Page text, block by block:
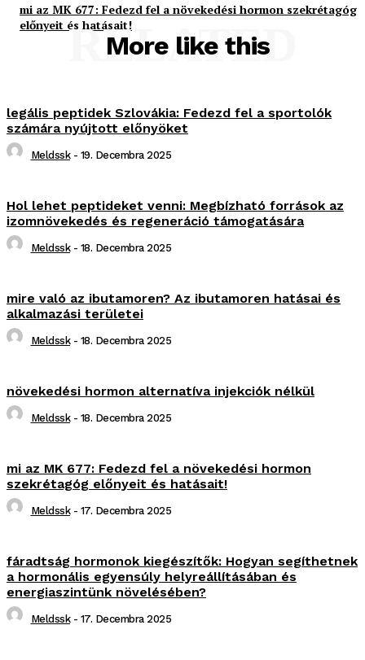
mi az MK 677: Fedezd fel a növekedési hormon szekrétagóg
előnyeit és hatásait!
More like this
RELATED
legális peptidek Szlovákia: Fedezd fel a sportolók
számára nyújtott előnyöket
Meldssk - 19. Decembra 2025
Hol lehet peptideket venni: Megbízható források az
izomnövekedés és regeneráció támogatására
Meldssk - 18. Decembra 2025
mire való az ibutamoren? Az ibutamoren hatásai és
alkalmazási területei
Meldssk - 18. Decembra 2025
növekedési hormon alternatíva injekciók nélkül
Meldssk - 18. Decembra 2025
mi az MK 677: Fedezd fel a növekedési hormon
szekrétagóg előnyeit és hatásait!
Meldssk - 17. Decembra 2025
fáradtság hormonok kiegészítők: Hogyan segíthetnek
a hormonális egyensúly helyreállításában és
energiaszintünk növelésében?
Meldssk - 17. Decembra 2025